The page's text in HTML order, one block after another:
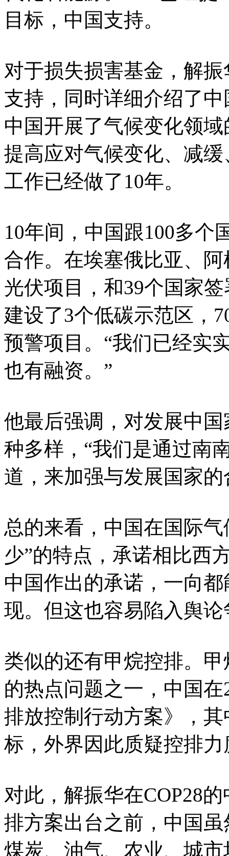
目标，中国支持。
对于损失损害基金，解
支持，同时详细介绍了
中国开展了气候变化领
提高应对气候变化、减
工作已经做了10年。
10年间，中国跟100多个
合作。在埃塞俄比亚、
光伏项目，和39个国家
建设了3个低碳示范区，
预警项目。“我们已经实
也有融资。”
他最后强调，对发展中
种多样，“我们是通过南
道，来加强与发展国家
总的来看，中国在国际
少”的特点，承诺相比西
中国作出的承诺，一向
现。但这也容易陷入舆论
类似的还有甲烷控排。
的热点问题之一，中国
排放控制行动方案》，
标，外界因此质疑控排
对此，解振华在COP28
排方案出台之前，中国
煤炭、油气、农业、城